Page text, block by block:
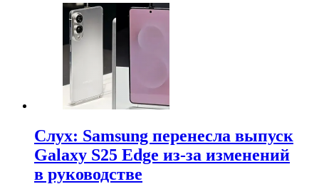
Слух: Samsung перенесла выпуск
Galaxy S25 Edge из-за изменений
в руководстве